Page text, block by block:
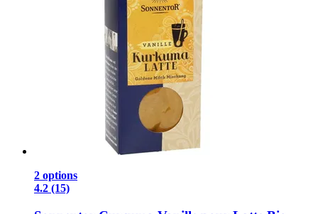
2 options
4.2 (15)